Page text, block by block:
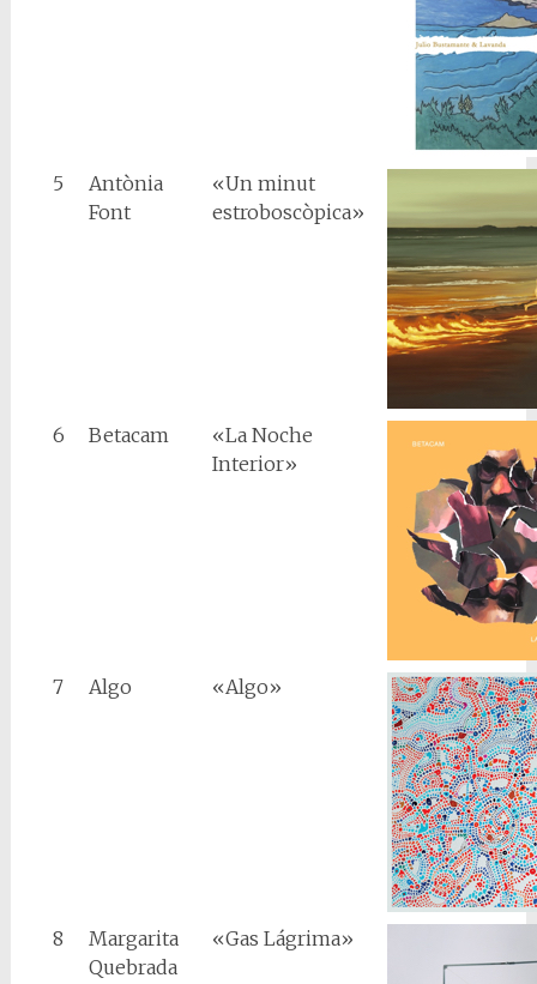
5
Antònia
Font
«Un minut
estroboscòpica»
6 Betacam
«La Noche
Interior»
7 Algo «Algo»
8
Margarita
Quebrada
«Gas Lágrima»